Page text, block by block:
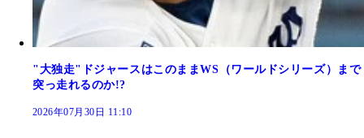
"大独走"ドジャースはこのままWS（ワールドシリーズ）まで
突っ走れるのか!?
2026年07月30日 11:10